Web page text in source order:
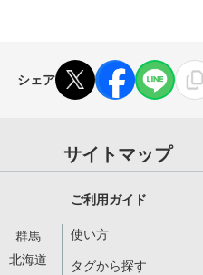
シェア
群馬
北海道
サイトマップ
ご利用ガイド
使い方
タグから探す